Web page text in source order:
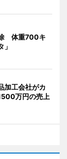
体重700キ
加工会社がカ
万円の売上